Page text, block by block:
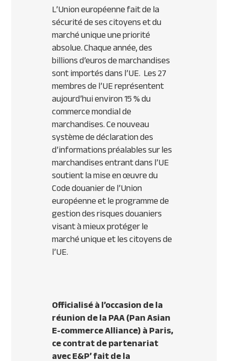
L’Union européenne fait de la
sécurité de ses citoyens et du
marché unique une priorité
absolue. Chaque année, des
billions d’euros de marchandises
sont importés dans l’UE. Les 27
membres de l’UE représentent
aujourd’hui environ 15 % du
commerce mondial de
marchandises. Ce nouveau
système de déclaration des
d’informations préalables sur les
marchandises entrant dans l’UE
soutient la mise en œuvre du
Code douanier de l’Union
européenne et le programme de
gestion des risques douaniers
visant à mieux protéger le
marché unique et les citoyens de
l’UE.
Officialisé à l’occasion de la
réunion de la PAA (Pan Asian
E-commerce Alliance) à Paris,
ce contrat de partenariat
avec E&P’ fait de la